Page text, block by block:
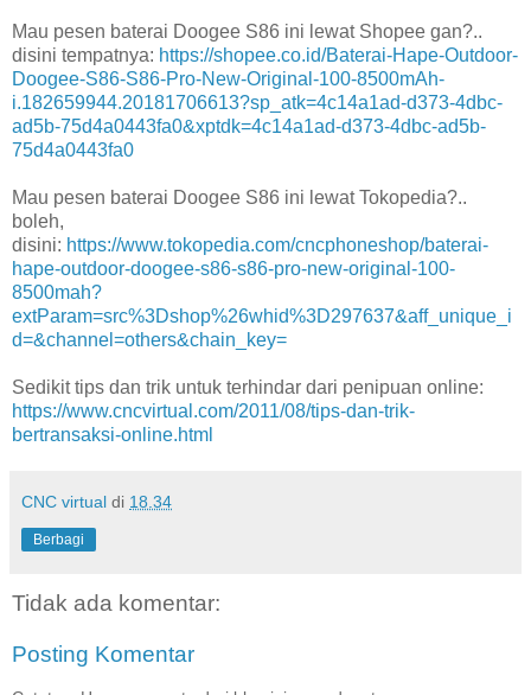
Mau pesen baterai Doogee S86 ini lewat Shopee gan?..
disini tempatnya: https://shopee.co.id/Baterai-Hape-Outdoor-
Doogee-S86-S86-Pro-New-Original-100-8500mAh-
i.182659944.20181706613?sp_atk=4c14a1ad-d373-4dbc-
ad5b-75d4a0443fa0&xptdk=4c14a1ad-d373-4dbc-ad5b-
75d4a0443fa0
Mau pesen baterai Doogee S86 ini lewat Tokopedia?..
boleh,
disini: https://www.tokopedia.com/cncphoneshop/baterai-
hape-outdoor-doogee-s86-s86-pro-new-original-100-
8500mah?
extParam=src%3Dshop%26whid%3D297637&aff_unique_i
d=&channel=others&chain_key=
Sedikit tips dan trik untuk terhindar dari penipuan online:
https://www.cncvirtual.com/2011/08/tips-dan-trik-
bertransaksi-online.html
CNC virtual di 18.34
Berbagi
Tidak ada komentar:
Posting Komentar